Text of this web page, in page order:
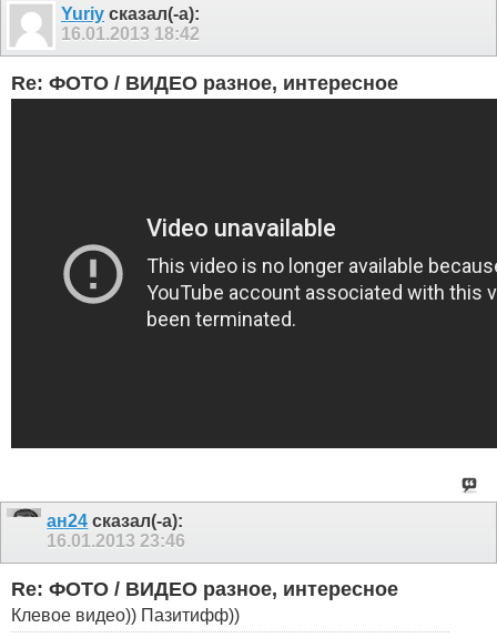
Yuriy сказал(-а):
16.01.2013 18:42
Re: ФОТО / ВИДЕО разное, интересное
ан24 сказал(-а):
16.01.201323:46
Re: ФОТО / ВИДЕО разное, интересное
Клевое видео)) Пазитифф))